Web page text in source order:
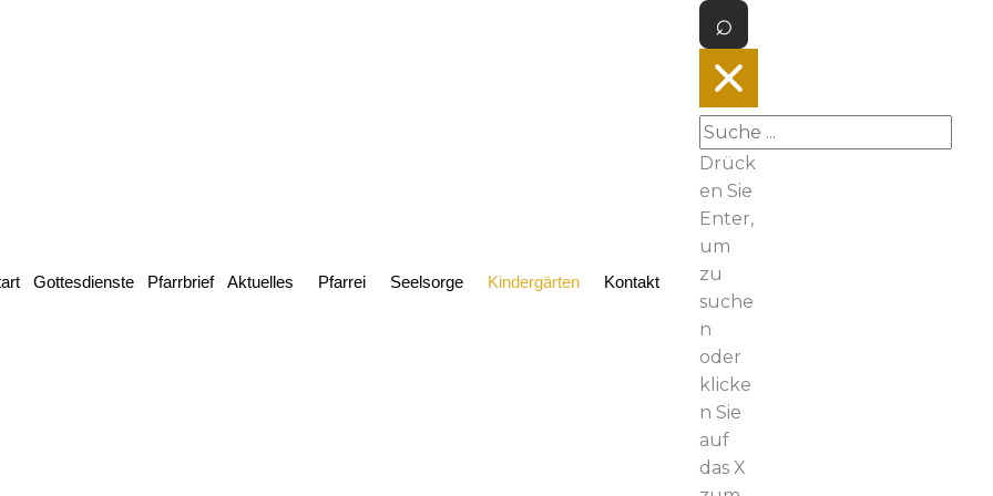
Gottesdienste Pfarrbrief Aktuelles Pfarrei Seelsorge Kindergärten Kontakt
Drück
en Sie
Enter,
um
zu
suche
n
oder
klicke
n Sie
auf
das X